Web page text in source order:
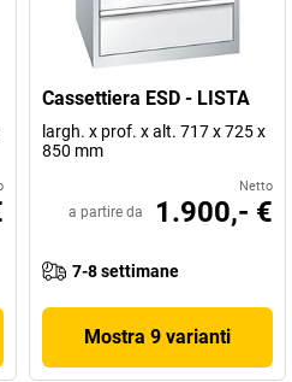
Cassettiera ESD - LISTA
largh. x prof. x alt. 717 x 725 x
850 mm
Netto
a partire da 1.900,- €
7-8 settimane
Mostra 9 varianti